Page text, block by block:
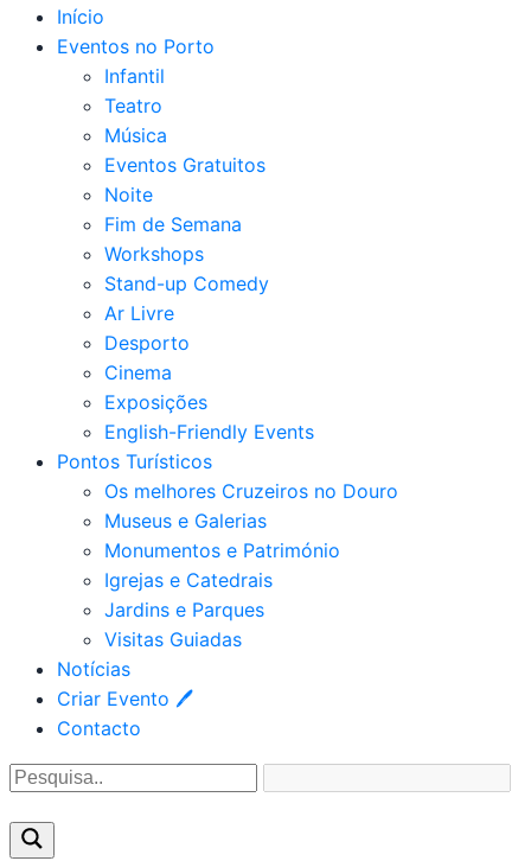
Início
Eventos no Porto
Infantil
Teatro
Música
Eventos Gratuitos
Noite
Fim de Semana
Workshops
Stand-up Comedy
Ar Livre
Desporto
Cinema
Exposições
English-Friendly Events
Pontos Turísticos
Os melhores Cruzeiros no Douro​
Museus e Galerias
Monumentos e Património
Igrejas e Catedrais
Jardins e Parques
Visitas Guiadas
Notícias
Criar Evento 🖊
Contacto